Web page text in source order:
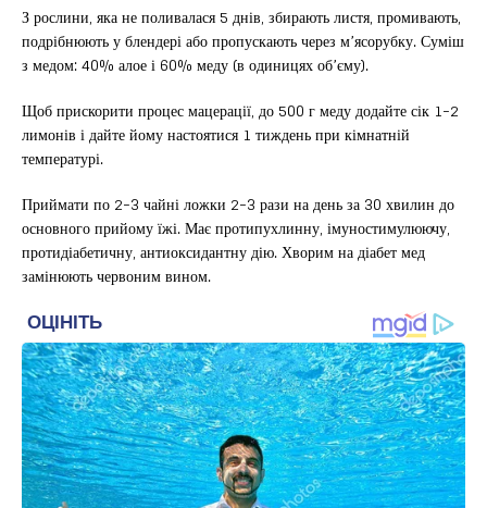
З рослини, яка не поливалася 5 днів, збирають листя, промивають,
подрібнюють у блендері або пропускають через м’ясорубку. Суміш
з медом: 40% алое і 60% меду (в одиницях об’єму).
Щоб прискорити процес мацерації, до 500 г меду додайте сік 1-2
лимонів і дайте йому настоятися 1 тиждень при кімнатній
температурі.
Приймати по 2-3 чайні ложки 2-3 рази на день за 30 хвилин до
основного прийому їжі. Має протипухлинну, імуностимулюючу,
протидіабетичну, антиоксидантну дію. Хворим на діабет мед
замінюють червоним вином.